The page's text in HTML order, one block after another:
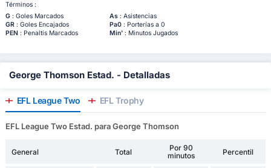
Términos :
G: Goles Marcados As: Asistencias
GR: Goles Encajados Pa0: Porterías a 0
PEN : Penaltis Marcados Min': Minutos Jugados
George Thomson Estad. - Detalladas
EFL League Two EFL Trophy
EFL League Two Estad. para George Thomson
General Total
Por 90
minutos
Percentil